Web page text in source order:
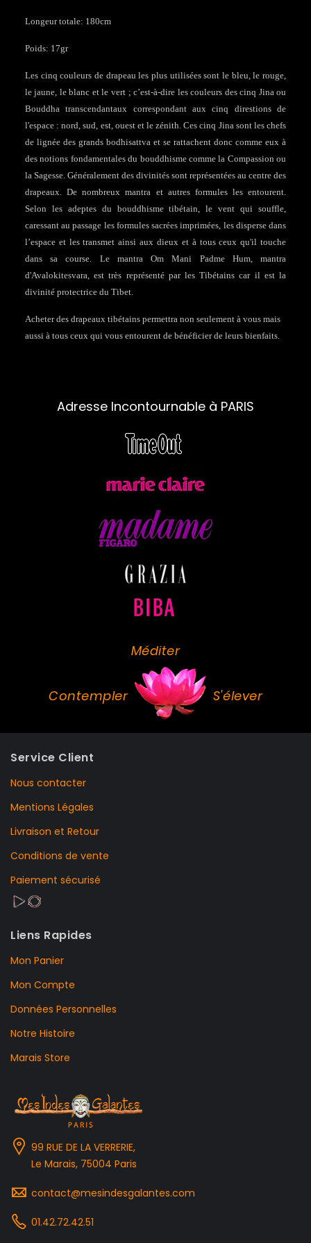
Longeur totale: 180cm
Poids: 17gr
Les cinq couleurs de drapeau les plus utilisées sont le bleu, le rouge,
le jaune, le blanc et le vert ; c’est-à-dire les couleurs des cinq Jina ou
Bouddha transcendantaux correspondant aux cinq direstions de
l'espace : nord, sud, est, ouest et le zénith. Ces cinq Jina sont les chefs
de lignée des grands bodhisattva et se rattachent donc comme eux à
des notions fondamentales du bouddhisme comme la Compassion ou
la Sagesse. Généralement des divinités sont représentées au centre des
drapeaux. De nombreux mantra et autres formules les entourent.
Selon les adeptes du bouddhisme tibétain, le vent qui souffle,
caressant au passage les formules sacrées imprimées, les disperse dans
l’espace et les transmet ainsi aux dieux et à tous ceux qu'il touche
dans sa course. Le mantra Om Mani Padme Hum, mantra
d'Avalokitesvara, est très représenté par les Tibétains car il est la
divinité protectrice du Tibet.
Acheter des drapeaux tibétains permettra non seulement à vous mais
aussi à tous ceux qui vous entourent de bénéficier de leurs bienfaits.
Adresse Incontournable à PARIS
Méditer
Contempler S'élever
Service Client
Nous contacter
Mentions Légales
Livraison et Retour
Conditions de vente
Paiement sécurisé
Liens Rapides
Mon Panier
Mon Compte
Données Personnelles
Notre Histoire
Marais Store
99 RUE DE LA VERRERIE,
Le Marais, 75004 Paris
contact@mesindesgalantes.com
01.42.72.42.51